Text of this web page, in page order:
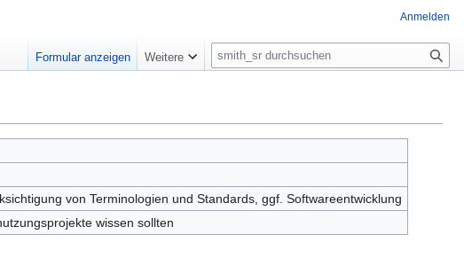
von Terminologien und Standards, ggf. Softwareentwicklung
wissen sollten
Anmelden
Formular anzeigen Weitere
S
u
e